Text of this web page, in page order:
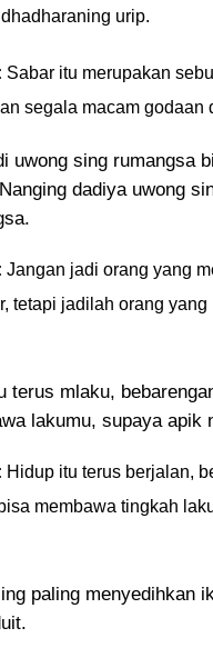
urip.
Sabar itu merupakan
segala macam godaan
uwong sing rumangsa
dadiya uwong
Jangan jadi orang yang
tetapi jadilah orang
terus mlaku,
lakumu, supaya apik
Hidup itu terus berjalan,
membawa tingkah
paling menyedihkan